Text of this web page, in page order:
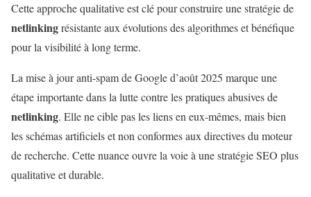
Cette approche qualitative est clé pour construire une stratégie de
netlinkingrésistante aux évolutions des algorithmes et bénéfique
pour la visibilité à long terme.
La mise à jour anti-spam de Google d’août 2025 marque une
étape importante dans la lutte contre les pratiques abusives de
netlinking. Elle ne cible pas les liens en eux-mêmes, mais bien
les schémas artificiels et non conformes aux directives du moteur
de recherche. Cette nuance ouvre la voie à une stratégie SEO plus
qualitative et durable.